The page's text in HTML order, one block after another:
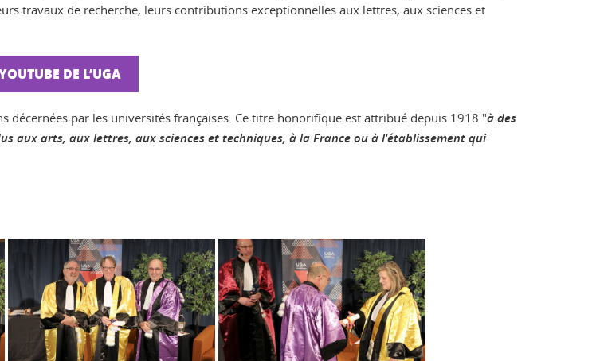
travaux de recherche, leurs contributions exceptionnelles aux lettres, aux sciences et
DE L’UGA
décernées par les universités françaises. Ce titre honorifique est attribué depuis 1918 "à des
aux arts, aux lettres, aux sciences et techniques, à la France ou à l'établissement qui